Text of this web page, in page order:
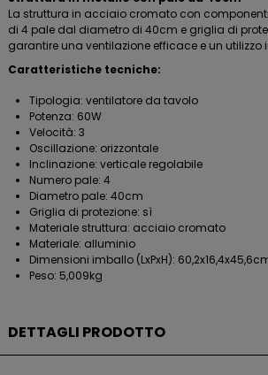
La struttura in acciaio cromato con
di 4 pale dal diametro di 40cm e griglia di
garantire una ventilazione efficace e un utilizzo
Caratteristiche tecniche:
Tipologia: ventilatore da tavolo
Potenza: 60W
Velocità: 3
Oscillazione: orizzontale
Inclinazione: verticale regolabile
Numero pale: 4
Diametro pale: 40cm
Griglia di protezione: sì
Materiale struttura: acciaio cromato
Materiale: alluminio
Dimensioni imballo (LxPxH):
Peso: 5,009kg
DETTAGLI PRODOTTO